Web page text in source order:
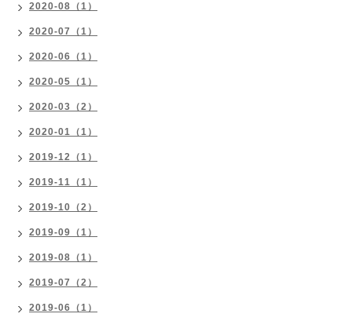
2020-08（1）
2020-07（1）
2020-06（1）
2020-05（1）
2020-03（2）
2020-01（1）
2019-12（1）
2019-11（1）
2019-10（2）
2019-09（1）
2019-08（1）
2019-07（2）
2019-06（1）